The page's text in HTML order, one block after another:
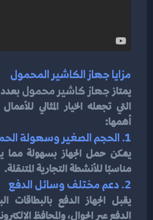
مزايا جهاز الكاشير المحمول
يمتاز جهاز كاشير محمول
أهمها:
1. الحجم الصغير وسهولة الحمل
مناسبًا للأنشطة التجارية المتنقلة.
2. دعم مختلف وسائل الدفع